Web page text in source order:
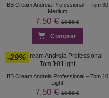
BB Cream Andreia Professional – Tom 30
Medium
7,50 € 10,56 €
Comprar
-29%
BB Cream Andreia Professional – Tom 10
Light
7,50 € 10,56 €